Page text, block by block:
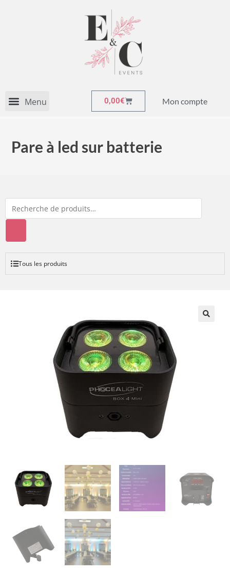
0,00€ Mon compte
Pare à led sur batterie
Tous les produits